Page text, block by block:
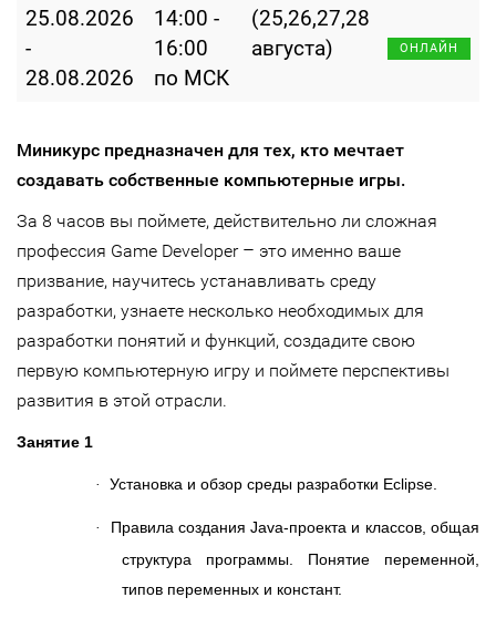
25.08.2026
-
28.08.2026
14:00 -
16:00
по МСК
(25,26,27,28
августа)
ОНЛАЙН
Миникурс предназначен для тех, кто мечтает
создавать собственные компьютерные игры.
За 8 часов вы поймете, действительно ли сложная
профессия Game Developer – это именно ваше
призвание, научитесь устанавливать среду
разработки, узнаете несколько необходимых для
разработки понятий и функций, создадите свою
первую компьютерную игру и поймете перспективы
развития в этой отрасли.
Занятие 1
· Установка и обзор среды разработки Eclipse.
· Правила создания Java-проекта и классов, общая
структура программы. Понятие переменной,
типов переменных и констант.